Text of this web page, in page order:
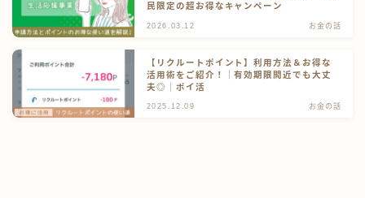
お問い合わせ
伊豆のうり坊プーちゃんズ
民限定の超お得なキャンペーン
2026.03.12 お金の話
【リクルートポイント】利用方法＆お得な
活用術をご紹介！｜有効期限間近でも大丈
夫◎｜ポイ活
2025.12.09 お金の話